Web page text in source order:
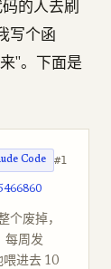
的人去刷
写个函
"。下面是
Code #1
个废掉，
每周发
喂进去 10